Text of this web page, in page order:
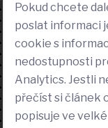
Pokud chcete
poslat informaci
cookie s
nedostupnosti
Analytics. Jestli
přečíst si článek
popisuje ve